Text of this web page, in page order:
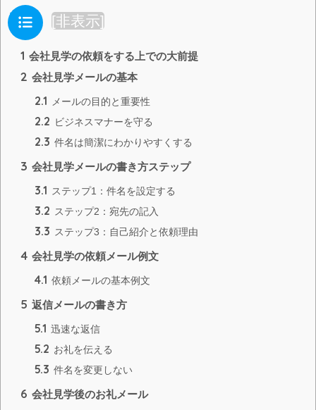
目次 [非表示]
1 会社見学の依頼をする上での大前提
2 会社見学メールの基本
2.1 メールの目的と重要性
2.2 ビジネスマナーを守る
2.3 件名は簡潔にわかりやすくする
3 会社見学メールの書き方ステップ
3.1 ステップ1：件名を設定する
3.2 ステップ2：宛先の記入
3.3 ステップ3：自己紹介と依頼理由
4 会社見学の依頼メール例文
4.1 依頼メールの基本例文
5 返信メールの書き方
5.1 迅速な返信
5.2 お礼を伝える
5.3 件名を変更しない
6 会社見学後のお礼メール